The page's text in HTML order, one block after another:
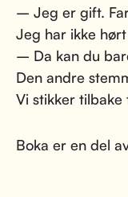
– Jeg er gift.
Jeg har ikke
– Da kan du
Den andre
Vi stikker tilbake
Boka er en del